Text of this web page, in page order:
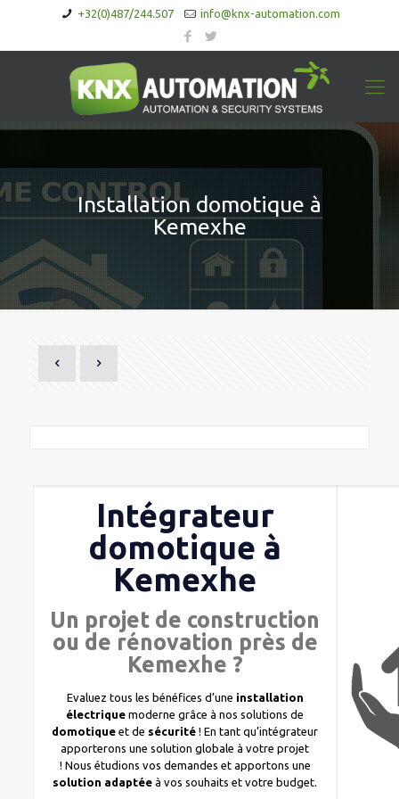
+32(0)487/244.507 info@knx-automation.com
Installation domotique à
Kemexhe
Intégrateur
domotique à
Kemexhe
Un projet de construction
ou de rénovation près de
Kemexhe ?
Evaluez tous les bénéfices d’une installation
électrique moderne grâce à nos solutions de
domotique et de sécurité ! En tant qu’intégrateur
apporterons une solution globale à votre projet
! Nous étudions vos demandes et apportons une
solution adaptéeà vos souhaits et votre budget.